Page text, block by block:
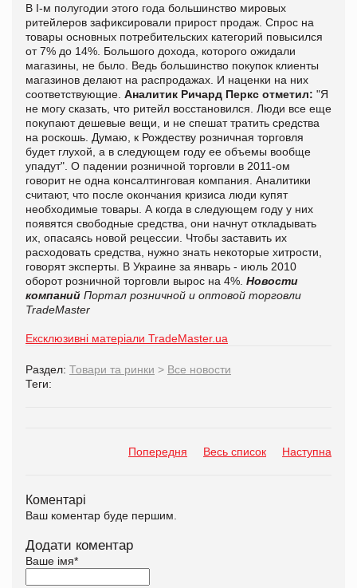
В I-м полугодии этого года большинство мировых
ритейлеров зафиксировали прирост продаж. Спрос на
товары основных потребительских категорий повысился
от 7% до 14%. Большого дохода, которого ожидали
магазины, не было. Ведь большинство покупок клиенты
магазинов делают на распродажах. И наценки на них
соответствующие. Аналитик Ричард Перкс отметил: "Я
не могу сказать, что ритейл восстановился. Люди все еще
покупают дешевые вещи, и не спешат тратить средства
на роскошь. Думаю, к Рождеству розничная торговля
будет глухой, а в следующем году ее объемы вообще
упадут". О падении розничной торговли в 2011-ом
говорит не одна консалтинговая компания. Аналитики
считают, что после окончания кризиса люди купят
необходимые товары. А когда в следующем году у них
появятся свободные средства, они начнут откладывать
их, опасаясь новой рецессии. Чтобы заставить их
расходовать средства, нужно знать некоторые хитрости,
говорят эксперты. В Украине за январь - июль 2010
оборот розничной торговли вырос на 4%. Новости
компаний Портал розничной и оптовой торговли
TradeMaster
Ексклюзивні матеріали TradeMaster.ua
Раздел: Товари та ринки > Все новости
Теги:
Попередня Весь список Наступна
Коментарі
Ваш коментар буде першим.
Додати коментар
Ваше імя*